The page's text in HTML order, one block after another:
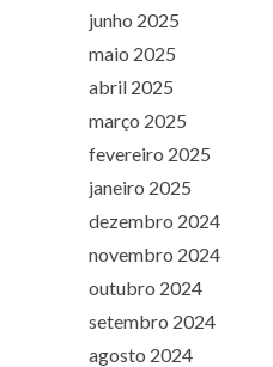
junho 2025
maio 2025
abril 2025
março 2025
fevereiro 2025
janeiro 2025
dezembro 2024
novembro 2024
outubro 2024
setembro 2024
agosto 2024